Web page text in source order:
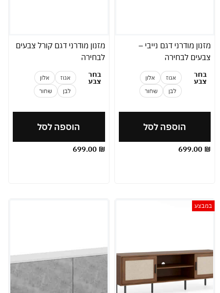
699.00 ₪
מזנון מודרני דגם נייבי –
צבעים לבחירה
בחר
צבע אגוז
אלון
לבן
שחור
הוספה לסל
699.00 ₪
מזנון מודרני דגם קורל צבעים
לבחירה
בחר
צבע אגוז
אלון
לבן
שחור
הוספה לסל
במבצע